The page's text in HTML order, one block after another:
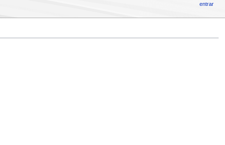
entrar